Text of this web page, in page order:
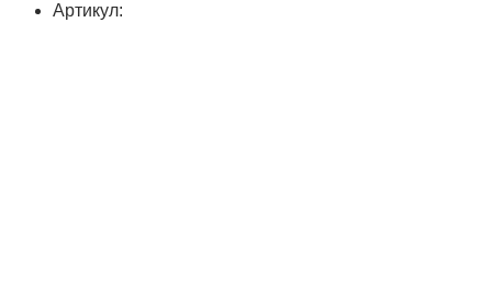
Артикул: